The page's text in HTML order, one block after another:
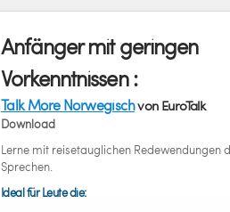
Anfänger mit geringen
Vorkenntnissen :
Talk More Norwegischvon EuroTalk
Download
Lerne mit reisetauglichen Redewendungen
Sprechen.
Ideal für Leute die: